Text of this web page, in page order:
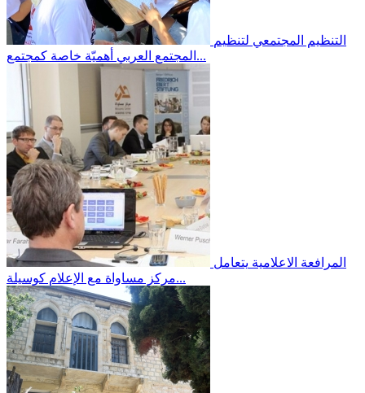
التنظيم المجتمعي لتنظيم
المجتمع العربي أهميّة خاصة كمجتمع...
المرافعة الاعلامية يتعامل
مركز مساواة مع الإعلام كوسيلة...